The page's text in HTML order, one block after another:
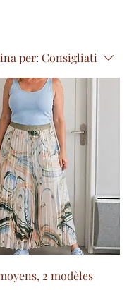
per: Consigliati
2 modèles